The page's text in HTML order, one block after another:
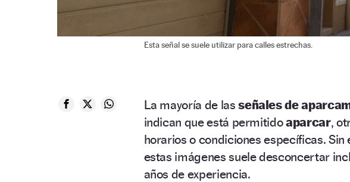
Esta señal se suele utilizar para calles estrechas.
La mayoría de lasseñales de
indican que está permitidoaparcar,
horarios o condiciones específicas.
estas imágenes suele desconcertar
años de experiencia.